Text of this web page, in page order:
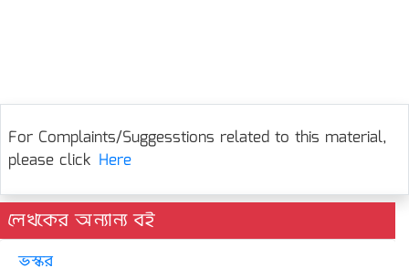
For Complaints/Suggesstions related to this material,
please click Here
লেখকের অন্যান্য বই
ভস্কর